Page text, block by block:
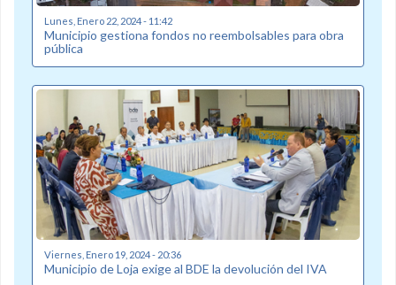
Lunes, Enero 22, 2024 - 11:42
Municipio gestiona fondos no reembolsables para obra
pública
Viernes, Enero 19, 2024 - 20:36
Municipio de Loja exige al BDE la devolución del IVA